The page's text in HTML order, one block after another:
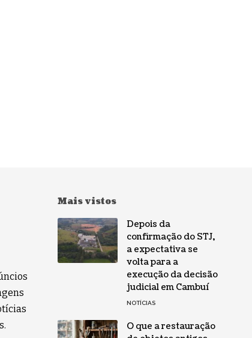
Mais vistos
Depois da
confirmação do STJ,
a expectativa se
volta para a
execução da decisão
judicial em Cambuí
NOTÍCIAS
O que a restauração